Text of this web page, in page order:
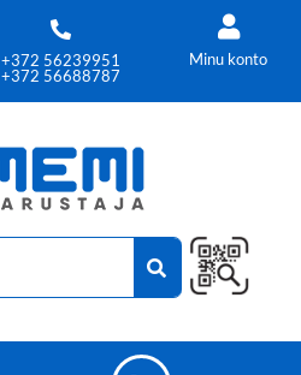
+372 56239951
+372 56688787
Minu konto